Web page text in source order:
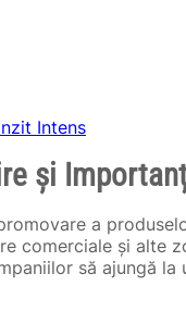
Intens
și
a
comerciale și alte
să ajungă la